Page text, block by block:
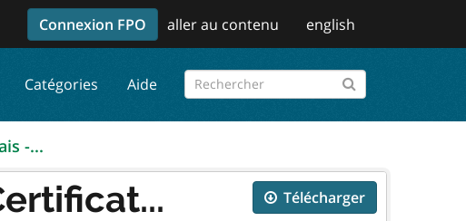
Connexion FPO aller au contenu english
Catégories Aide
-...
Télécharger